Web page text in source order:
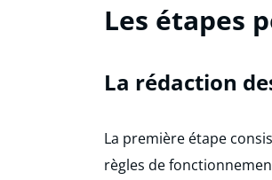
Les étapes
La rédaction
La première étape
règles de